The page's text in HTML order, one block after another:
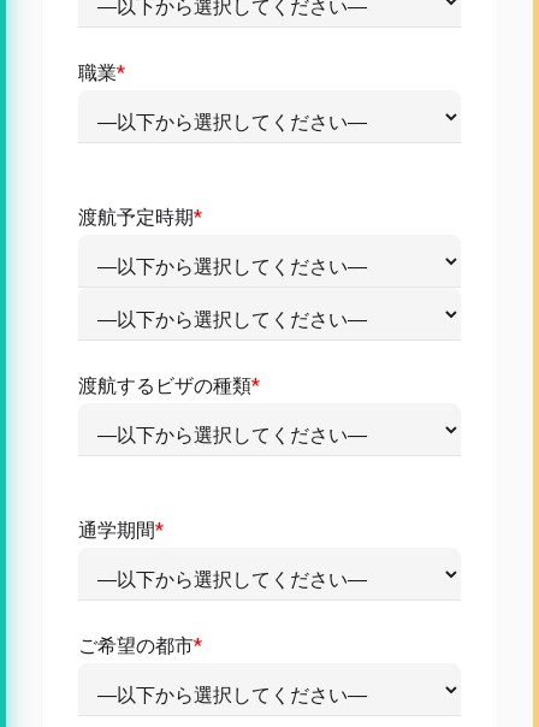
職業*
渡航予定時期*
渡航するビザの種類*
通学期間*
ご希望の都市*